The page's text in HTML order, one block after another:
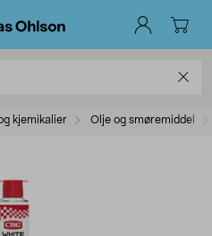
kjemikalier Olje og smøremiddel